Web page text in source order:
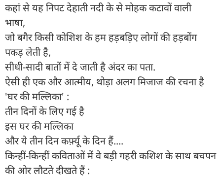
कहां से यह निपट देहाती नदी के से मोहक कटावों वाली
भाषा,
जो बगैर किसी कोशिश के हम हड़बड़िए लोगों की हड़बोंग
पकड़ लेती है,
सीधी-सादी बातों में दे जाती है अंदर का पता.
ऐसी ही एक और आत्मीय, थोड़ा अलग मिजाज की रचना है
'घर की मल्लिका' :
तीन दिनों के लिए गई है
इस घर की मल्लिका
और ये तीन दिन कर्फ़्यू के दिन हैं....
किन्हीं-किन्हीं कविताओं में वे बड़ी गहरी कशिश के साथ बचपन
की ओर लौटते दीखते हैं :